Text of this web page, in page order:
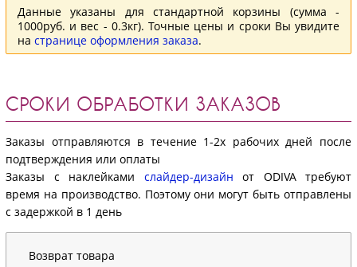
Данные указаны для стандартной корзины (сумма -
1000руб. и вес - 0.3кг). Точные цены и сроки Вы увидите
на странице оформления заказа.
СРОКИ ОБРАБОТКИ ЗАКАЗОВ
Заказы отправляются в течение 1-2х рабочих дней после
подтверждения или оплаты
Заказы с наклейками слайдер-дизайн от ODIVA требуют
время на производство. Поэтому они могут быть отправлены
с задержкой в 1 день
Возврат товара